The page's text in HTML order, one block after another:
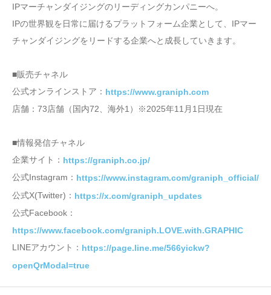
IPマーチャンダイジングのリーディングカンパニーへ。
IPの世界観を日常に届けるプラットフォーム企業として、IPマー
チャンダイジングをリードする企業へと成長していきます。
■販売チャネル
公式オンラインストア： https://www.graniph.com
店舗：73店舗（国内72、海外1）※2025年11月1日現在
■情報発信チャネル
企業サイト： https://graniph.co.jp/
公式Instagram： https://www.instagram.com/graniph_official/
公式X(Twitter)： https://x.com/graniph_updates
公式Facebook：
https://www.facebook.com/graniph.LOVE.with.GRAPHIC
LINEアカウント： https://page.line.me/566yickw?
openQrModal=true